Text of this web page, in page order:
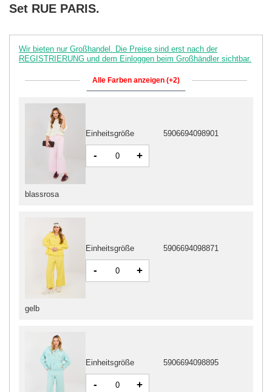
Set RUE PARIS.
Wir bieten nur Großhandel. Die Preise sind erst nach der
REGISTRIERUNG und dem Einloggen beim Großhändler sichtbar.
Alle Farben anzeigen (+2)
gelb
Einheitsgröße 5906694098871
- +
blassrosa
Einheitsgröße 5906694098901
- +
Einheitsgröße 5906694098895
- +